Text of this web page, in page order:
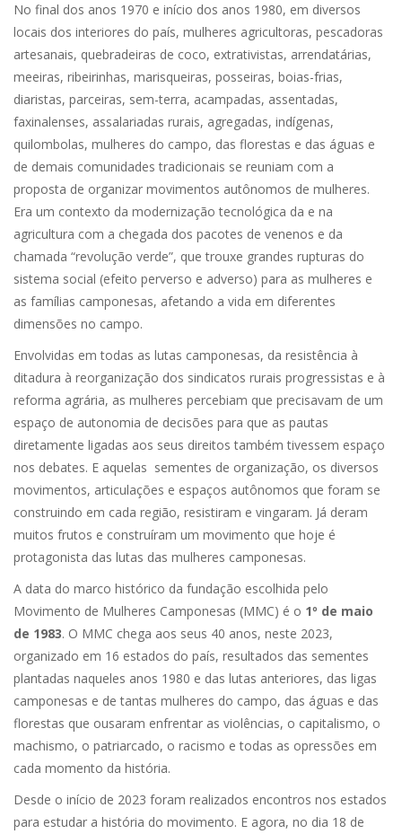
No final dos anos 1970 e início dos anos 1980, em diversos
locais dos interiores do país, mulheres agricultoras, pescadoras
artesanais, quebradeiras de coco, extrativistas, arrendatárias,
meeiras, ribeirinhas, marisqueiras, posseiras, boias-frias,
diaristas, parceiras, sem-terra, acampadas, assentadas,
faxinalenses, assalariadas rurais, agregadas, indígenas,
quilombolas, mulheres do campo, das florestas e das águas e
de demais comunidades tradicionais se reuniam com a
proposta de organizar movimentos autônomos de mulheres.
Era um contexto da modernização tecnológica da e na
agricultura com a chegada dos pacotes de venenos e da
chamada “revolução verde”, que trouxe grandes rupturas do
sistema social (efeito perverso e adverso) para as mulheres e
as famílias camponesas, afetando a vida em diferentes
dimensões no campo.
Envolvidas em todas as lutas camponesas, da resistência à
ditadura à reorganização dos sindicatos rurais progressistas e à
reforma agrária, as mulheres percebiam que precisavam de um
espaço de autonomia de decisões para que as pautas
diretamente ligadas aos seus direitos também tivessem espaço
nos debates. E aquelas sementes de organização, os diversos
movimentos, articulações e espaços autônomos que foram se
construindo em cada região, resistiram e vingaram. Já deram
muitos frutos e construíram um movimento que hoje é
protagonista das lutas das mulheres camponesas.
A data do marco histórico da fundação escolhida pelo
Movimento de Mulheres Camponesas (MMC) é o 1º de maio
de 1983. O MMC chega aos seus 40 anos, neste 2023,
organizado em 16 estados do país, resultados das sementes
plantadas naqueles anos 1980 e das lutas anteriores, das ligas
camponesas e de tantas mulheres do campo, das águas e das
florestas que ousaram enfrentar as violências, o capitalismo, o
machismo, o patriarcado, o racismo e todas as opressões em
cada momento da história.
Desde o início de 2023 foram realizados encontros nos estados
para estudar a história do movimento. E agora, no dia 18 de